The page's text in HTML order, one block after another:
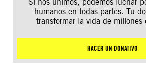
Si nos unimos, podemos luchar
humanos en todas partes. Tu
transformar la vida de millones
HACER UN DONATIVO